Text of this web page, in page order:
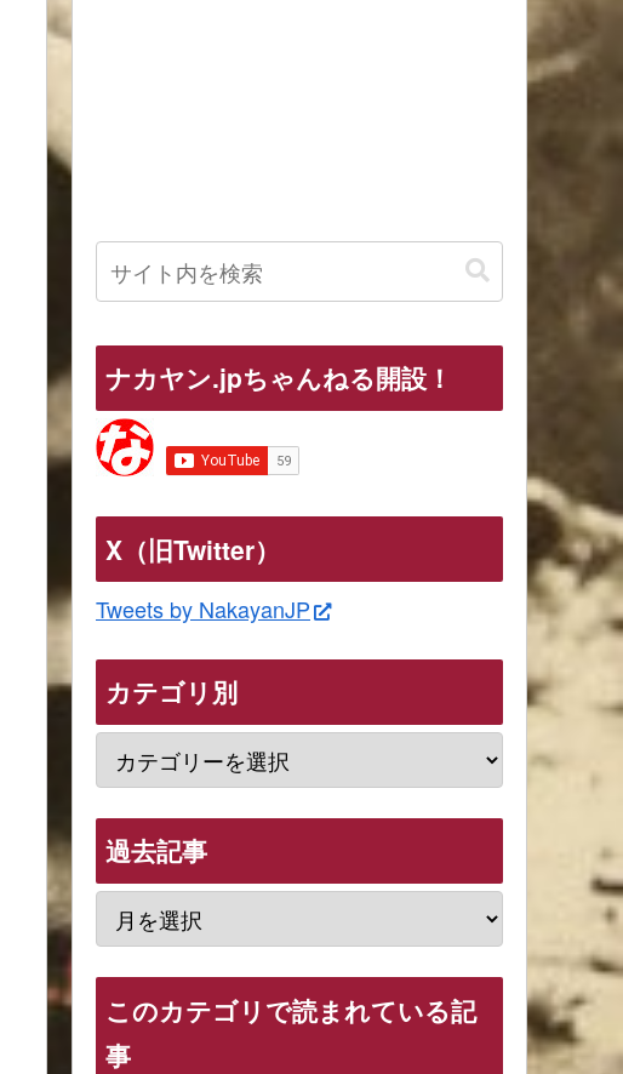
ナカヤン.jpちゃんねる開設！
X（旧Twitter）
Tweets by NakayanJP
カテゴリ別
過去記事
このカテゴリで読まれている記
事